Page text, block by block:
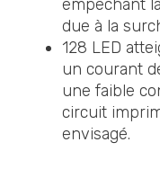
empêchant
due à la
128 LED
un courant
une faible
circuit
envisagé.